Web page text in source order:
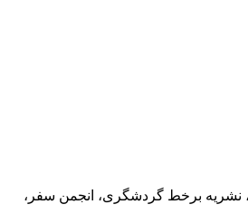
نشریه برخط گردشگری، انجمن سفر،